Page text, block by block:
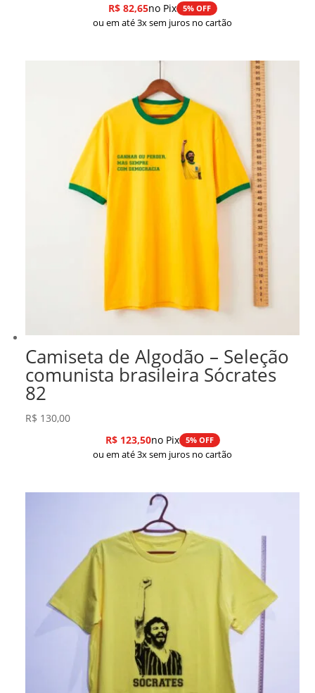
R$82,65no Pix 5% OFF
ou em até 3x sem juros no cartão
Camiseta de Algodão – Seleção
comunista brasileira Sócrates
82
R$ 130,00
R$123,50no Pix 5% OFF
ou em até 3x sem juros no cartão